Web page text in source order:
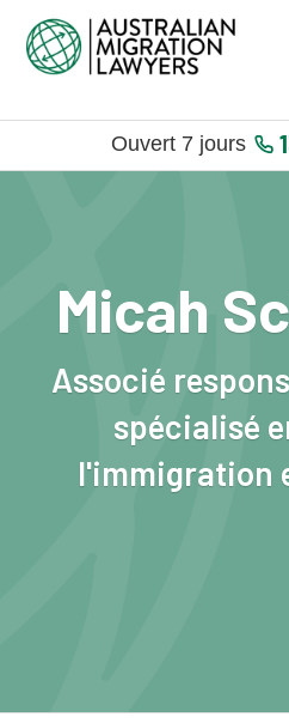
Ouvert 7 jours
Micah
Associé
spécialisé
l'immigration